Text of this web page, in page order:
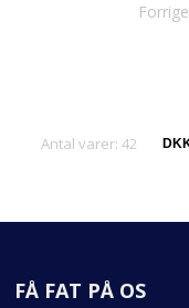
Forrige
Antal varer: 42
FÅ FAT PÅ OS